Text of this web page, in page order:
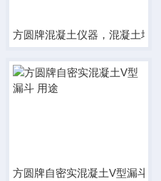
度测定仪
方圆牌混凝土仪器，混凝土增
试验模具
方圆牌自密实混凝土V型漏斗